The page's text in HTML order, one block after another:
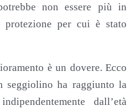
non essere più in
per cui è stato
è un dovere. Ecco
seggiolino ha raggiunto la
dall’età